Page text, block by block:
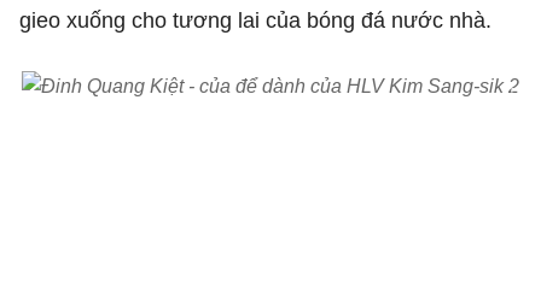
gieo xuống cho tương lai của bóng đá nước nhà.